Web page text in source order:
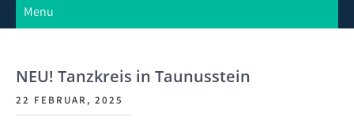
Menu
NEU! Tanzkreis in Taunusstein
22 FEBRUAR, 2025